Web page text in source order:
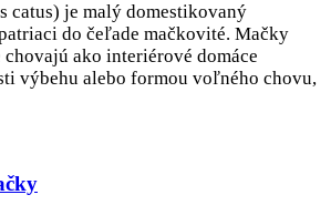
catus) je malý domestikovaný
do čeľade mačkovité. Mačky
chovajú ako interiérové domáce
výbehu alebo formou voľného chovu,